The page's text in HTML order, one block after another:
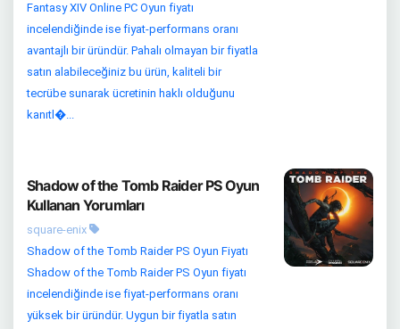
Fantasy XIV Online PC Oyun fiyatı
incelendiğinde ise fiyat-performans oranı
avantajlı bir üründür. Pahalı olmayan bir fiyatla
satın alabileceğiniz bu ürün, kaliteli bir
tecrübe sunarak ücretinin haklı olduğunu
kanıtl�...
Shadow of the Tomb Raider PS Oyun
Kullanan Yorumları
square-enix
Shadow of the Tomb Raider PS Oyun Fiyatı
Shadow of the Tomb Raider PS Oyun fiyatı
incelendiğinde ise fiyat-performans oranı
yüksek bir üründür. Uygun bir fiyatla satın